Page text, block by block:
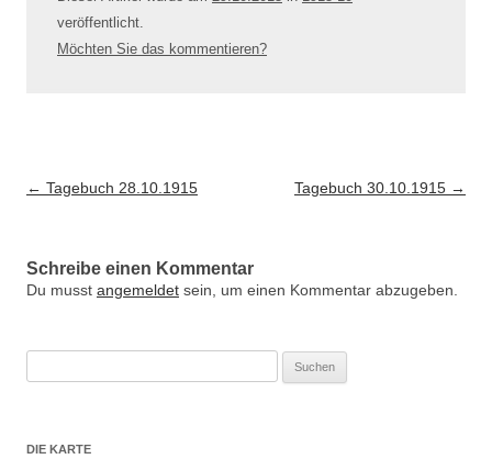
veröffentlicht.
Möchten Sie das kommentieren?
Artikel-Navigation
← Tagebuch 28.10.1915 Tagebuch 30.10.1915 →
Schreibe einen Kommentar
Du musst angemeldet sein, um einen Kommentar abzugeben.
DIE KARTE